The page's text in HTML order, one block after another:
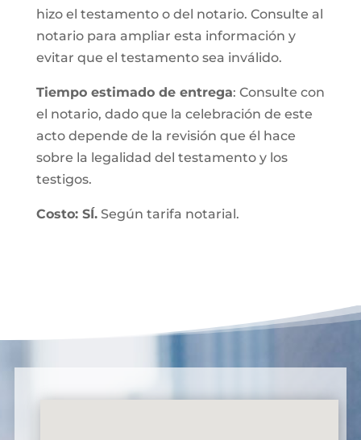
hizo el testamento o del notario. Consulte al
notario para ampliar esta información y
evitar que el testamento sea inválido.
Tiempo estimado de entrega: Consulte con
el notario, dado que la celebración de este
acto depende de la revisión que él hace
sobre la legalidad del testamento y los
testigos.
Costo: SÍ.Según tarifa notarial.